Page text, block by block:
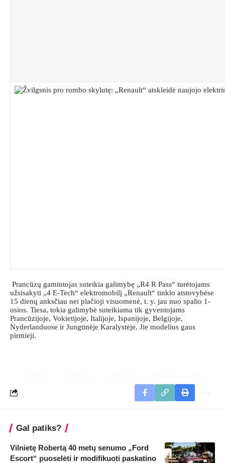
Prancūzų gamintojas suteikia galimybę „R4 R Pass“ turėtojams
užsisakyti „4 E-Tech“ elektromobilį „Renault“ tinklo atstovybėse
15 dienų anksčiau nei plačioji visuomenė, t. y. jau nuo spalio 1-
osios. Tiesa, tokia galimybė suteikiama tik gyventojams
Prancūzijoje, Vokietijoje, Italijoje, Ispanijoje, Belgijoje,
Nyderlanduose ir Jungtinėje Karalystėje. Jie modelius gaus
pirmieji.
Gal patiks?
Vilnietę Robertą 40 metų senumo „Ford
Escort“ puoselėti ir modifikuoti paskatino